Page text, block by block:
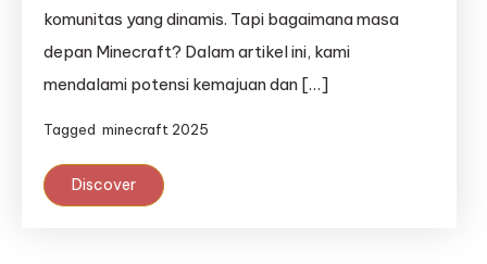
komunitas yang dinamis. Tapi bagaimana masa
depan Minecraft? Dalam artikel ini, kami
mendalami potensi kemajuan dan […]
Tagged minecraft 2025
Discover